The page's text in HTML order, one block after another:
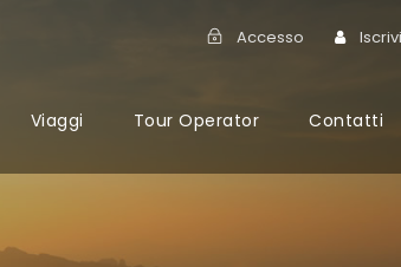
Accesso
Viaggi Tour Operator Contatti